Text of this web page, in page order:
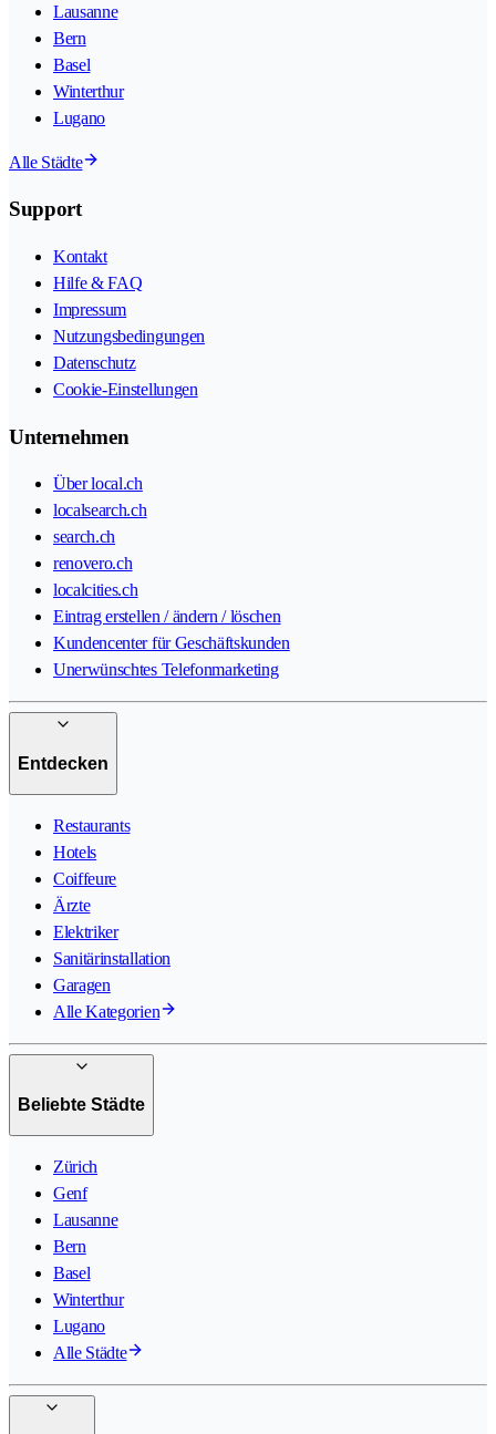
Lausanne
Bern
Basel
Winterthur
Lugano
Alle Städte
Support
Kontakt
Hilfe & FAQ
Impressum
Nutzungsbedingungen
Datenschutz
Cookie-Einstellungen
Unternehmen
Über local.ch
localsearch.ch
search.ch
renovero.ch
localcities.ch
Eintrag erstellen / ändern / löschen
Kundencenter für Geschäftskunden
Unerwünschtes Telefonmarketing
Entdecken
Restaurants
Hotels
Coiffeure
Ärzte
Elektriker
Sanitärinstallation
Garagen
Alle Kategorien
Beliebte Städte
Zürich
Genf
Lausanne
Bern
Basel
Winterthur
Lugano
Alle Städte